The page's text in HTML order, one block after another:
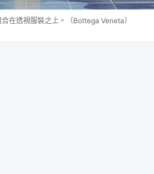
在透視服裝之上。（Bottega Veneta）